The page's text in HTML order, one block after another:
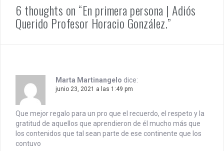
v
i
a
i
o
n
6 thoughts on “En primera persona | Adiós
Querido Profesor Horacio González.”
Marta Martinangelo dice:
junio 23, 2021 a las 1:49 pm
Que mejor regalo para un pro que el recuerdo, el respeto y la
gratitud de aquellos que aprendieron de él mucho más que
los contenidos que tal sean parte de ese continente que los
contuvo